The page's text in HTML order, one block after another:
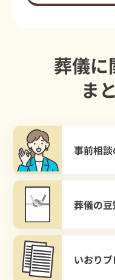
葬儀に
ま
事前相
葬儀の
いおり